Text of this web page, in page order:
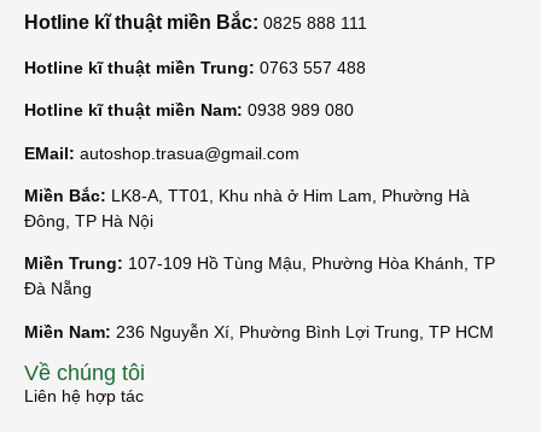
Hotline kĩ thuật miền Bắc: 0825 888 111
Hotline kĩ thuật miền Trung: 0763 557 488
Hotline kĩ thuật miền Nam: 0938 989 080
EMail: autoshop.trasua@gmail.com
Miền Bắc: LK8-A, TT01, Khu nhà ở Him Lam, Phường Hà
Đông, TP Hà Nội
Miền Trung: 107-109 Hồ Tùng Mậu, Phường Hòa Khánh, TP
Đà Nẵng
Miền Nam: 236 Nguyễn Xí, Phường Bình Lợi Trung, TP HCM
Về chúng tôi
Liên hệ hợp tác